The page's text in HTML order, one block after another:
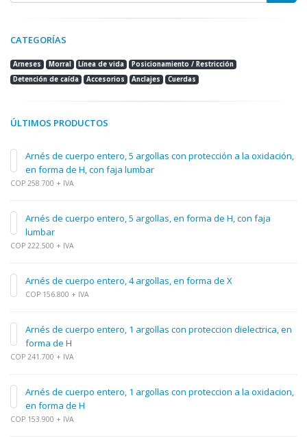
CATEGORÍAS
Arneses Morral Línea de vida
Posicionamiento / Restricción
Detención de caída
Accesorios Anclajes Cuerdas
ÚLTIMOS PRODUCTOS
Arnés de cuerpo entero, 5 argollas con protección a la oxidación,
en forma de H, con faja lumbar
COP 258.700 + IVA
Arnés de cuerpo entero, 5 argollas, en forma de H, con faja
lumbar
COP 222.500 + IVA
Arnés de cuerpo entero, 4 argollas, en forma de X
COP 156.800 + IVA
Arnés de cuerpo entero, 1 argollas con proteccion dielectrica, en
forma de H
COP 241.700 + IVA
Arnés de cuerpo entero, 1 argollas con proteccion a la oxidacion,
en forma de H
COP 153.900 + IVA